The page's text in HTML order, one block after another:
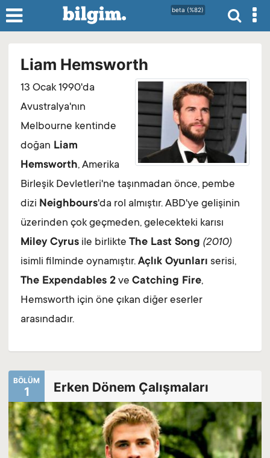
beta (%82)
Liam Hemsworth
13 Ocak 1990'da
Avustralya'nın
Melbourne kentinde
doğan Liam
Hemsworth, Amerika
Birleşik Devletleri'ne taşınmadan önce, pembe
dizi Neighbours'da rol almıştır. ABD'ye gelişinin
üzerinden çok geçmeden, gelecekteki karısı
Miley Cyrus ile birlikte The Last Song (2010)
isimli filminde oynamıştır. Açlık Oyunları serisi,
The Expendables 2 ve Catching Fire,
Hemsworth için öne çıkan diğer eserler
arasındadır.
BÖLÜM
1 Erken Dönem Çalışmaları